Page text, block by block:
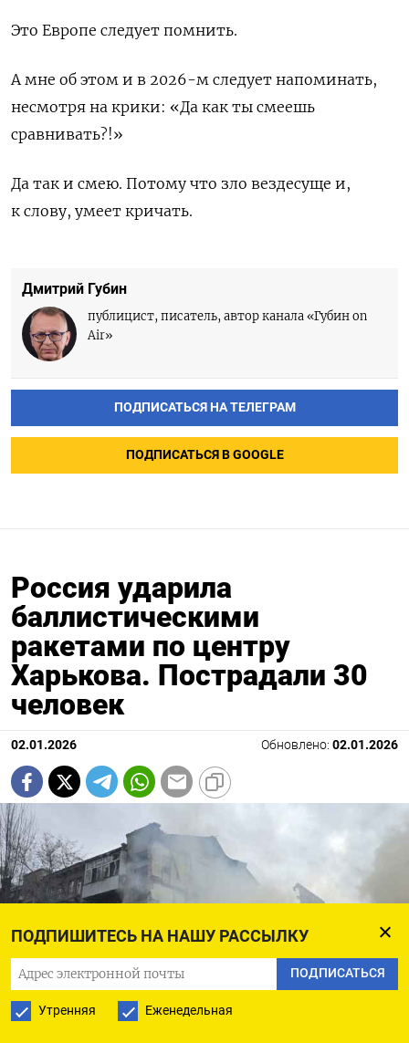
ПОДПИШИТЕСЬ НА НАШУ РАССЫЛКУ
ПОДПИСАТЬСЯ
Утренняя Еженедельная
Это Европе следует помнить.
А мне об этом и в 2026-м следует напоминать,
несмотря на крики: «Да как ты смеешь
сравнивать?!»
Да так и смею. Потому что зло вездесуще и,
к слову, умеет кричать.
Дмитрий Губин
публицист, писатель, автор канала «Губин on
Air»
ПОДПИСАТЬСЯ НА ТЕЛЕГРАМ
ПОДПИСАТЬСЯ В GOOGLE
Россия ударила
баллистическими
ракетами по центру
Харькова. Пострадали 30
человек
02.01.2026 Обновлено: 02.01.2026